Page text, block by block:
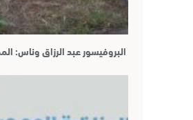
البروفيسور عبد الرزاق